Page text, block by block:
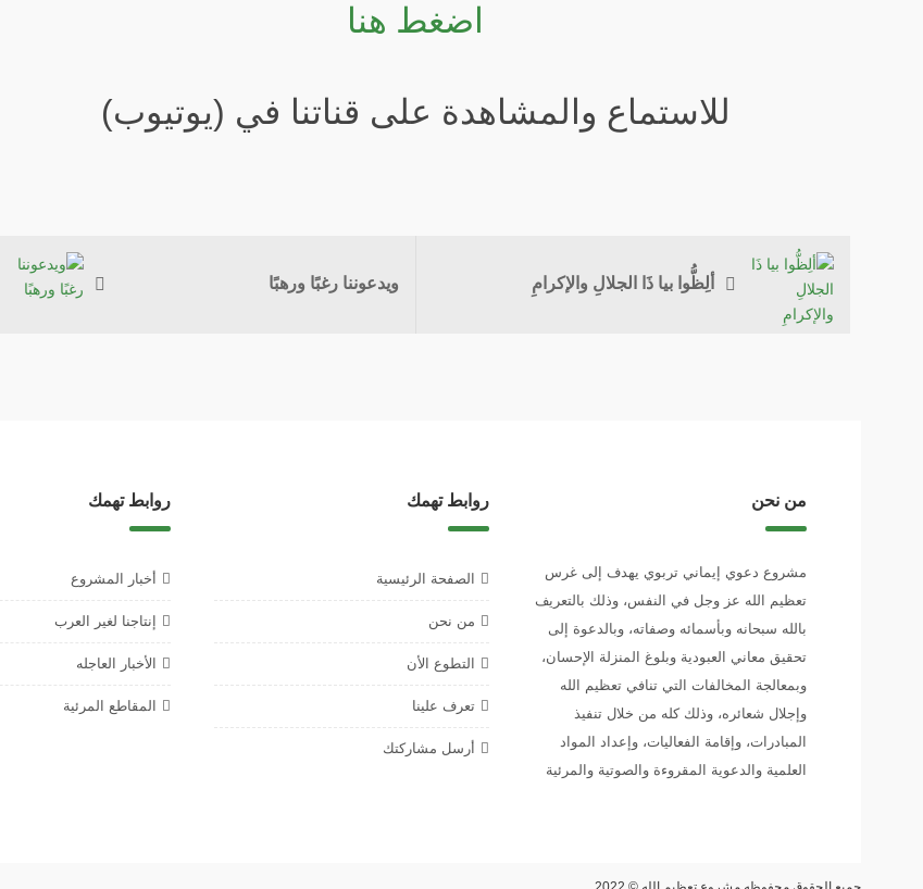
اضغط هنا
للاستماع والمشاهدة على قناتنا في (يوتيوب)
ألِظُّوا بيا ذَا الجلالِ والإكرامِ ويدعوننا رغبًا ورهبًا
من نحن
مشروع دعوي إيماني تربوي يهدف إلى غرس
تعظيم الله عز وجل في النفس، وذلك بالتعريف
بالله سبحانه وبأسمائه وصفاته، وبالدعوة إلى
تحقيق معاني العبودية وبلوغ المنزلة الإحسان،
وبمعالجة المخالفات التي تنافي تعظيم الله
وإجلال شعائره، وذلك كله من خلال تنفيذ
المبادرات، وإقامة الفعاليات، وإعداد المواد
العلمية والدعوية المقروءة والصوتية والمرئية
روابط تهمك
الصفحة الرئيسية
من نحن
التطوع الأن
تعرف علينا
أرسل مشاركتك
روابط تهمك
أخبار المشروع
إنتاجنا لغير العرب
الأخبار العاجله
المقاطع المرئية